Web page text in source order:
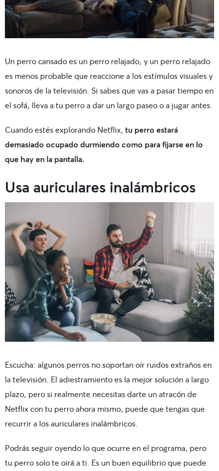
Un perro cansado es un perro relajado, y un perro relajado
es menos probable que reaccione a los estímulos visuales y
sonoros de la televisión. Si sabes que vas a pasar tiempo en
el sofá, lleva a tu perro a dar un largo paseo o a jugar antes.
Cuando estés explorando Netflix, tu perro estará
demasiado ocupado durmiendo como para fijarse en lo
que hay en la pantalla.
Usa auriculares inalámbricos
Escucha: algunos perros no soportan oír ruidos extraños en
la televisión. El adiestramiento es la mejor solución a largo
plazo, pero si realmente necesitas darte un atracón de
Netflix con tu perro ahora mismo, puede que tengas que
recurrir a los auriculares inalámbricos.
Podrás seguir oyendo lo que ocurre en el programa, pero
tu perro solo te oirá a ti. Es un buen equilibrio que puede